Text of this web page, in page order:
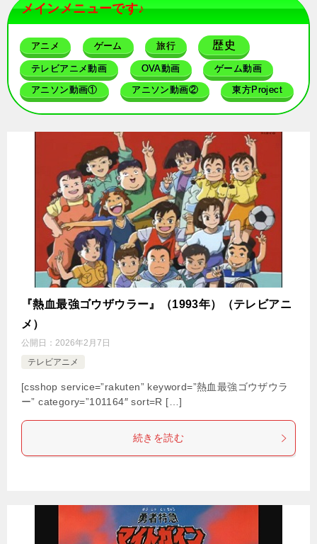
メインメニューです♪
アニメ ゲーム 旅行 歴史
テレビアニメ動画 OVA動画 ゲーム動画
アニソン動画① アニソン動画② 東方Project
『熱血最強ゴウザウラー』（1993年）（テレビアニ
メ）
公開日： 2026年2月7日
テレビアニメ
[csshop service=”rakuten” keyword=”熱血最強ゴウザウラ
ー” category=”101164″ sort=R […]
続きを読む